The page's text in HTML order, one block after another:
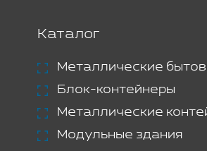
Каталог
Металлические
Блок-контейнеры
Металлические
Модульные здания